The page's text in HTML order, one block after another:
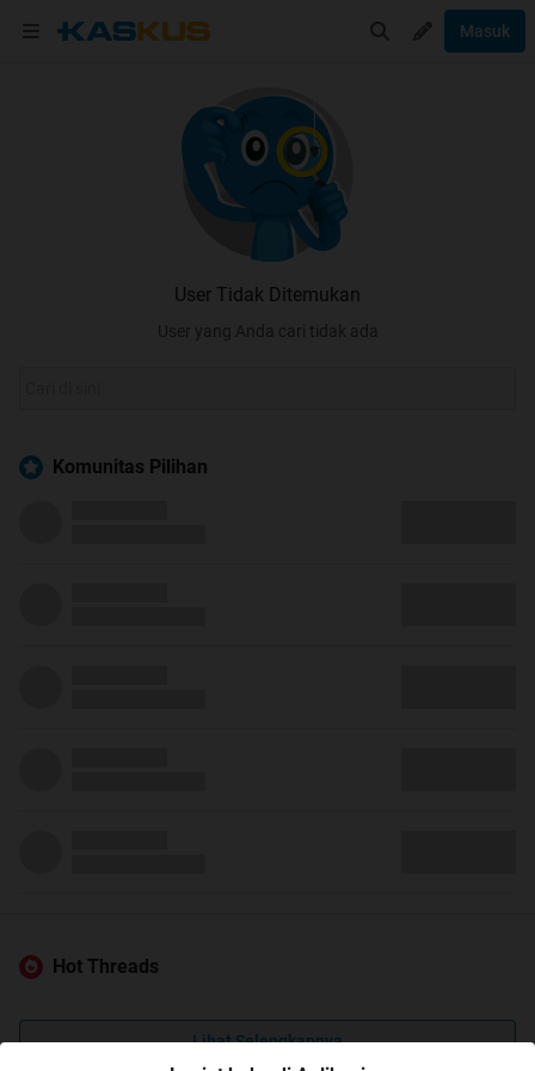
Masuk
User Tidak Ditemukan
User yang Anda cari tidak ada
Komunitas Pilihan
Hot Threads
Lihat Selengkapnya